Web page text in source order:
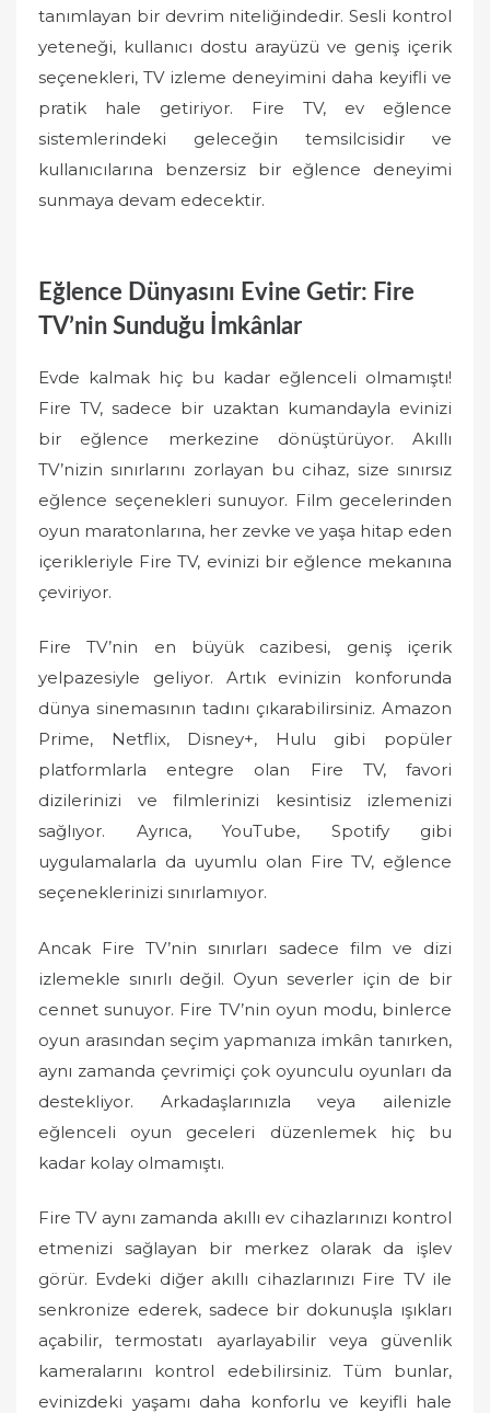
tanımlayan bir devrim niteliğindedir. Sesli kontrol
yeteneği, kullanıcı dostu arayüzü ve geniş içerik
seçenekleri, TV izleme deneyimini daha keyifli ve
pratik hale getiriyor. Fire TV, ev eğlence
sistemlerindeki geleceğin temsilcisidir ve
kullanıcılarına benzersiz bir eğlence deneyimi
sunmaya devam edecektir.
Eğlence Dünyasını Evine Getir: Fire
TV’nin Sunduğu İmkânlar
Evde kalmak hiç bu kadar eğlenceli olmamıştı!
Fire TV, sadece bir uzaktan kumandayla evinizi
bir eğlence merkezine dönüştürüyor. Akıllı
TV’nizin sınırlarını zorlayan bu cihaz, size sınırsız
eğlence seçenekleri sunuyor. Film gecelerinden
oyun maratonlarına, her zevke ve yaşa hitap eden
içerikleriyle Fire TV, evinizi bir eğlence mekanına
çeviriyor.
Fire TV’nin en büyük cazibesi, geniş içerik
yelpazesiyle geliyor. Artık evinizin konforunda
dünya sinemasının tadını çıkarabilirsiniz. Amazon
Prime, Netflix, Disney+, Hulu gibi popüler
platformlarla entegre olan Fire TV, favori
dizilerinizi ve filmlerinizi kesintisiz izlemenizi
sağlıyor. Ayrıca, YouTube, Spotify gibi
uygulamalarla da uyumlu olan Fire TV, eğlence
seçeneklerinizi sınırlamıyor.
Ancak Fire TV’nin sınırları sadece film ve dizi
izlemekle sınırlı değil. Oyun severler için de bir
cennet sunuyor. Fire TV’nin oyun modu, binlerce
oyun arasından seçim yapmanıza imkân tanırken,
aynı zamanda çevrimiçi çok oyunculu oyunları da
destekliyor. Arkadaşlarınızla veya ailenizle
eğlenceli oyun geceleri düzenlemek hiç bu
kadar kolay olmamıştı.
Fire TV aynı zamanda akıllı ev cihazlarınızı kontrol
etmenizi sağlayan bir merkez olarak da işlev
görür. Evdeki diğer akıllı cihazlarınızı Fire TV ile
senkronize ederek, sadece bir dokunuşla ışıkları
açabilir, termostatı ayarlayabilir veya güvenlik
kameralarını kontrol edebilirsiniz. Tüm bunlar,
evinizdeki yaşamı daha konforlu ve keyifli hale